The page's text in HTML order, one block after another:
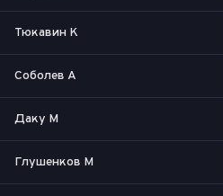
Тюкавин К
Соболев А
Даку М
Глушенков М